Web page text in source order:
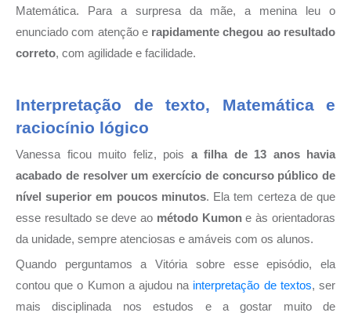
Matemática. Para a surpresa da mãe, a menina leu o
enunciado com atenção e rapidamente chegou ao resultado
correto, com agilidade e facilidade.
Interpretação de texto, Matemática e
raciocínio lógico
Vanessa ficou muito feliz, pois a filha de 13 anos havia
acabado de resolver um exercício de concurso público de
nível superior em poucos minutos. Ela tem certeza de que
esse resultado se deve ao método Kumone às orientadoras
da unidade, sempre atenciosas e amáveis com os alunos.
Quando perguntamos a Vitória sobre esse episódio, ela
contou que o Kumon a ajudou na interpretação de textos, ser
mais disciplinada nos estudos e a gostar muito de